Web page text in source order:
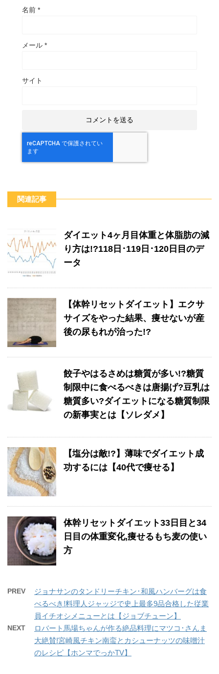
名前 *
メール *
サイト
関連記事
ダイエット4ヶ月目体重と体脂肪の減
り方は!?118日･119日･120日目のデ
ータ
【体幹リセットダイエット】エクサ
サイズをやった結果、痩せないが産
後の尿もれが治った!?
餃子やはるさめは糖質が多い!?糖質
制限中に食べるべきは唐揚げ?豆乳は
糖質多い?ダイエットになる糖質制限
の新事実とは【ソレダメ】
【塩分は敵!?】薄味でダイエット成
功するには【40代で痩せる】
体幹リセットダイエット33日目と34
日目の体重変化,痩せるもち麦の使い
方
PREV
ジョナサンのタンドリーチキン･和風ハンバーグは食
べるべき!料理人ジャッジで史上最多9品合格した従業
員イチオシメニューとは【ジョブチューン】
NEXT
ロバート馬場ちゃんが作る絶品料理にマツコ･さんま
大絶賛!宮崎風チキン南蛮とカシューナッツの味噌汁
のレシピ【ホンマでっかTV】